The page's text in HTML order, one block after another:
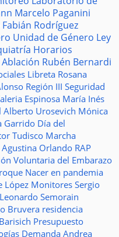
Marcelo Paganini
Fabián Rodríguez
Unidad de Género Ley
Horarios
Ablación Rubén Bernardi
Libreta Rosana
Región III Seguridad
Espinosa María Inés
Alberto Urosevich Mónica
Garrido Día del
Tudisco Marcha
Agustina Orlando RAP
Voluntaria del Embarazo
Nacer en pandemia
López Monitores Sergio
Leonardo Semorain
Bruvera residencia
Presupuesto
Demanda Andrea